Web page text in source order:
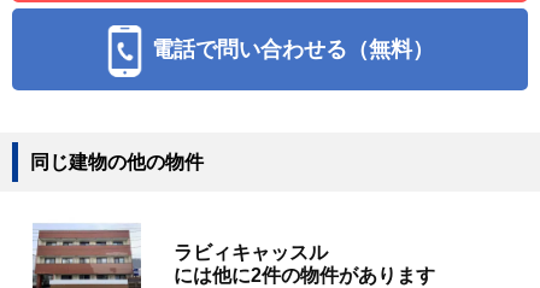
電話で問い合わせる（無料）
同じ建物の他の物件
ラビィキャッスル
には他に2件の物件があります